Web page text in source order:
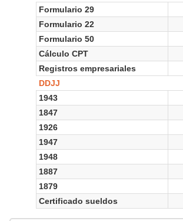
Formulario 29
Formulario 22
Formulario 50
Cálculo CPT
Registros empresariales
DDJJ
1943
1847
1926
1947
1948
1887
1879
Certificado sueldos